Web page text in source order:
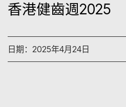
香港健齒週2025
日期：2025年4月24日